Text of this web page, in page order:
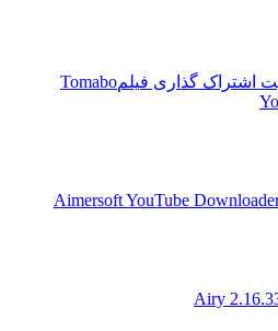
گذاری فیلمTomabo
Aimersoft YouTube
Airy